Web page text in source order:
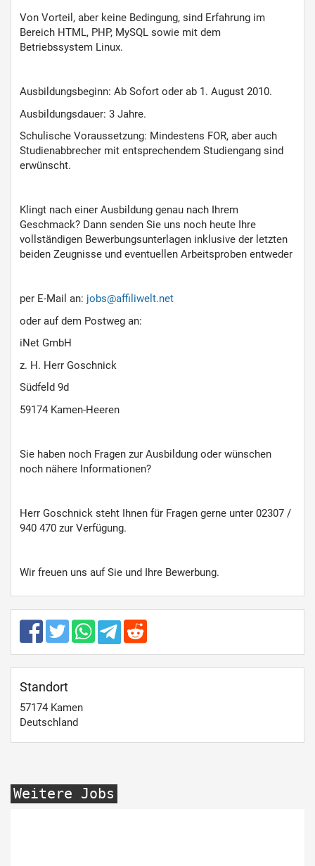
Von Vorteil, aber keine Bedingung, sind Erfahrung im
Bereich HTML, PHP, MySQL sowie mit dem
Betriebssystem Linux.
Ausbildungsbeginn: Ab Sofort oder ab 1. August 2010.
Ausbildungsdauer: 3 Jahre.
Schulische Voraussetzung: Mindestens FOR, aber auch
Studienabbrecher mit entsprechendem Studiengang sind
erwünscht.
Klingt nach einer Ausbildung genau nach Ihrem
Geschmack? Dann senden Sie uns noch heute Ihre
vollständigen Bewerbungsunterlagen inklusive der letzten
beiden Zeugnisse und eventuellen Arbeitsproben entweder
per E-Mail an: jobs@affiliwelt.net
oder auf dem Postweg an:
iNet GmbH
z. H. Herr Goschnick
Südfeld 9d
59174 Kamen-Heeren
Sie haben noch Fragen zur Ausbildung oder wünschen
noch nähere Informationen?
Herr Goschnick steht Ihnen für Fragen gerne unter 02307 /
940 470 zur Verfügung.
Wir freuen uns auf Sie und Ihre Bewerbung.
Standort
57174 Kamen
Deutschland
Weitere Jobs